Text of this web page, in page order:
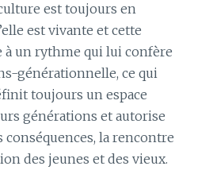
est toujours en
est vivante et cette
à un rythme qui lui confère
générationnelle, ce qui
toujours un espace
générations et autorise
conséquences, la rencontre
des jeunes et des vieux.